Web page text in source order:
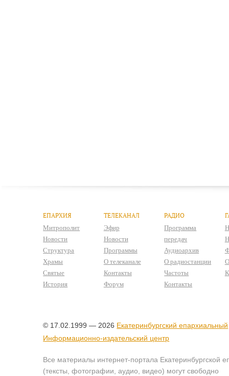
ЕПАРХИЯ
Митрополит
Новости
Структура
Храмы
Святые
История
ТЕЛЕКАНАЛ
Эфир
Новости
Программы
О телеканале
Контакты
Форум
РАДИО
Программа
передач
Аудиоархив
О радиостанции
Частоты
Контакты
© 17.02.1999 — 2026 Екатеринбургский епархиальный
Информационно-издательский центр
Все материалы интернет-портала Екатеринбургской
(тексты, фотографии, аудио, видео) могут свободно